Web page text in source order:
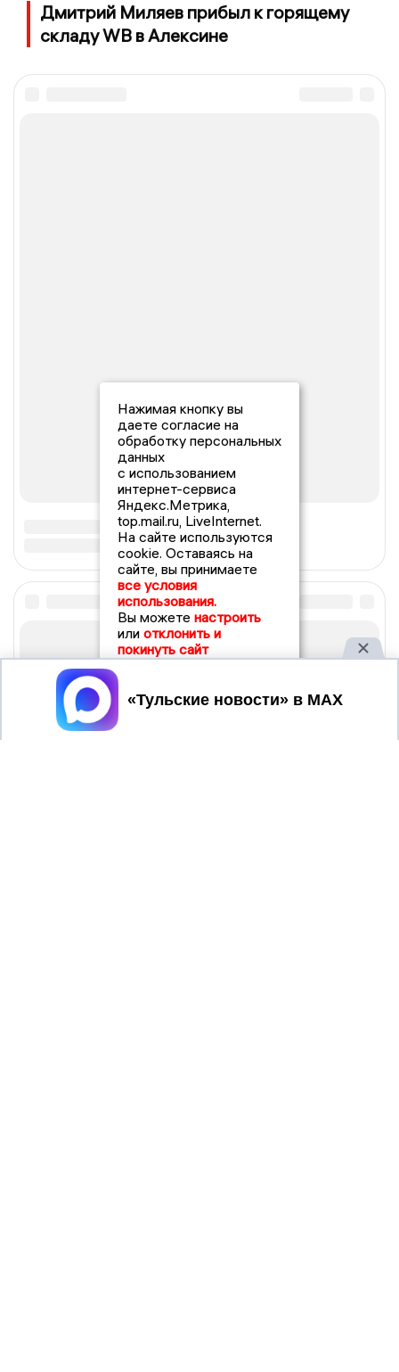
Дмитрий Миляев прибыл к горящему
складу WB в Алексине
Нажимая кнопку вы
даете согласие на
обработку персональных
данных
с использованием
интернет-сервиса
Яндекс.Метрика,
top.mail.ru, LiveInternet.
На сайте используются
cookie. Оставаясь на
сайте, вы принимаете
все условия
использования.
Вы можете настроить
или отклонить и
покинуть сайт
Принять